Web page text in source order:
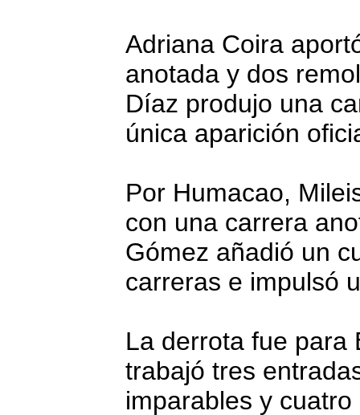
Adriana Coira
anotada y dos
Díaz produjo una
única aparición
Por Humacao,
con una carrera
Gómez añadió un
carreras e impulsó
La derrota fue para
trabajó tres
imparables y